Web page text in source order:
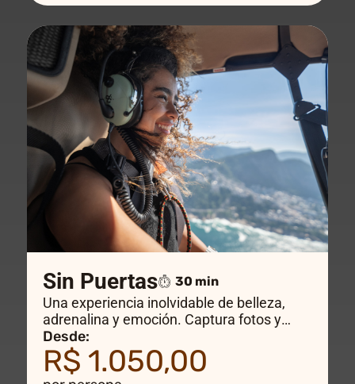
Sin Puertas 30 min
Una experiencia inolvidable de belleza,
adrenalina y emoción. Captura fotos y
videos increíbles mientras sobrevuelas los
lugares más hermosos de Río de Janeiro y
sientes el viento en la cara a bordo de un
Desde:
R$ 1.050,00